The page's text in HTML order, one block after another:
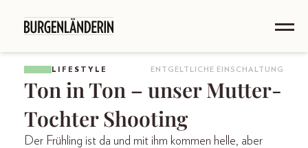
LIFESTYLE ENTGELTLICHE EINSCHALTUNG
Ton in Ton – unser Mutter-
Tochter Shooting
Der Frühling ist da und mit ihm kommen helle, aber